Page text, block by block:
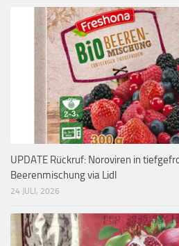
UPDATE Rückruf: Noroviren in
Beerenmischung via Lidl
24 JULI, 2026